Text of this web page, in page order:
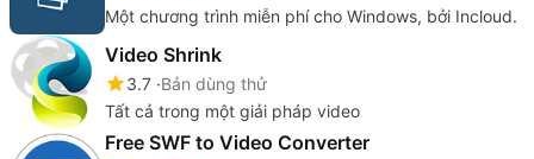
Một chương trình miễn phí cho Windows, bởi Incloud.
Video Shrink
3.7 Bản dùng thử
Tất cả trong một giải pháp video
Free SWF to Video Converter